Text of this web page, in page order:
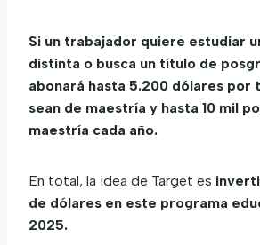
Si un trabajador quiere estudiar
distinta o busca un título de
abonará hasta 5.200 dólares por
sean de maestría y hasta 10 mil
maestría cada año.
En total, la idea de Target es
de dólares en este programa
2025.